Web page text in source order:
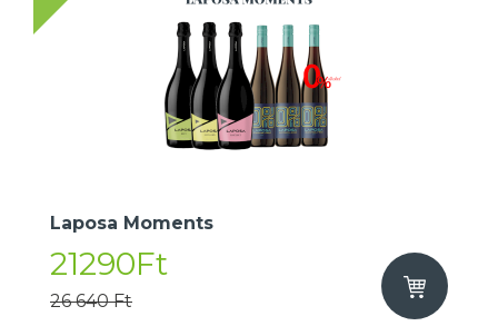
Laposa Moments
21290Ft
26 640 Ft